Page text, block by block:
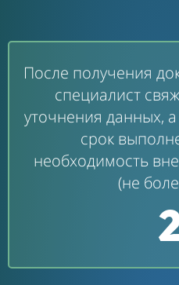
После получения
специалист
уточнения данных,
срок
необходимость
(не